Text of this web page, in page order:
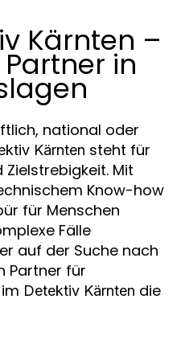
Kärnten –
in
national oder
Kärnten steht für
Mit
Know-how
für Menschen
Fälle
auf der Suche nach
Partner für
Detektiv Kärnten die